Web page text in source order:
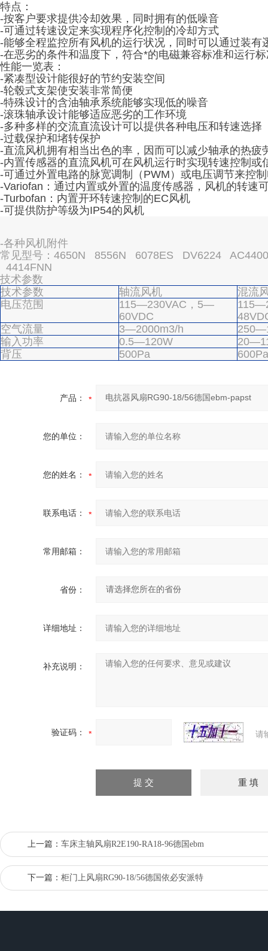
特点：
-按客户要求提供冷却效果，同时拥有的低噪音
-可通过转速设定来实现程序化控制的冷却方式
-能够全程监控所有风机的运行状况，同时可以通过装有
-在恶劣的条件和温度下，符合*的电磁兼容标准和运行
性能一览表：
-紧凑型设计能很好的节约安装空间
-轮毂式支架使安装非常简便
-特殊设计的含油轴承系统能够实现低的噪音
-滚珠轴承设计能够适应恶劣的工作环境
-多种多样的交流直流设计可以提供各种电压和转速选择
-过载保护和堵转保护
-直流风机拥有相当出色的率，因而可以减少轴承的热疲
-内置传感器的直流风机可在风机运行时实现转速控制或
-可通过外置电路的脉宽调制（PWM）或电压调节来控
-Variofan：通过内置或外置的温度传感器，风机的转速
-Turbofan：内置开环转速控制的EC风机
-可提供防护等级为IP54的风机
-各种风机附件
常见型号：4650N 8556N 6078ES DV6224
4414FNN
技术参数
技术参数
轴流风机
混流
电压范围
115—230VAC，5—
60VDC
空气流量
3—2000m3/h
输入功率
0.5—120W
背压
500Pa 600Pa
产品：
您的单位：
您的姓名：
联系电话：
常用邮箱：
省份：
详细地址：
补充说明：
验证码： 请
上一篇： 车床主轴风扇R2E190-RA18-96德国ebm
下一篇： 柜门上风扇RG90-18/56德国依必安派特